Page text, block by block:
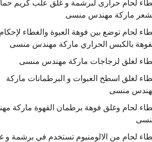
لحام حرارى لبرشمة و غلق علب كريم
ماركة مهندس منسى
لحام توضع بين فوهة العبوة والغطاء
بالكبس الحراري ماركة مهندس منسى
لغلق لزجاجات ماركة مهندس منسى
لغلق اسطح العبوات و البرطمانات ماركة
منسى
لحام وغلق فوهة برطمان القهوة ماركة
لحام من الالومنيوم تستخدم في برشمة و